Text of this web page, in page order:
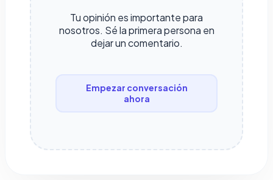
Tu opinión es importante para
nosotros. Sé la primera persona en
dejar un comentario.
Empezar conversación
ahora